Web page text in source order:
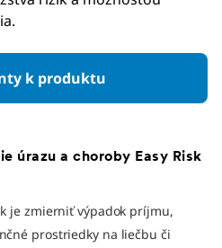
k produktu
úrazu a choroby Easy Risk
je zmierniť výpadok príjmu,
prostriedky na liečbu či